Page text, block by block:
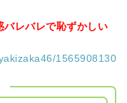
バレバレで恥ずかしい
1565908130